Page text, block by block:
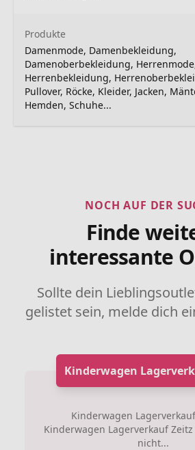
Produkte
Damenmode, Damenbekleidung,
Damenoberbekleidung,
Herrenbekleidung,
Pullover, Röcke, Kleider, Jacken,
Hemden, Schuhe...
NOCH AUF DER
Finde
interessante
Sollte dein
gelistet sein, melde dich
Kinderwagen
Kinderwagen
Kinderwagen Lagerverkauf
nicht...